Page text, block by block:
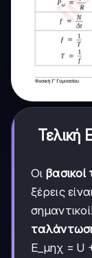
Τελική
Οι
ξέρεις
E_μηχ = U